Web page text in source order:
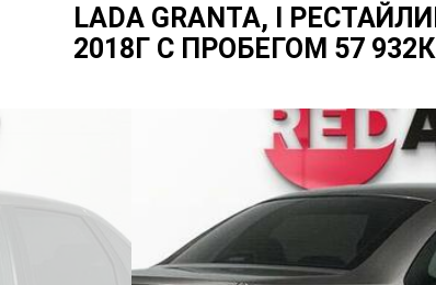
LADA GRANTA, I
2018Г С ПРОБЕГОМ 57